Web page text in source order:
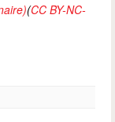
(CC BY-NC-